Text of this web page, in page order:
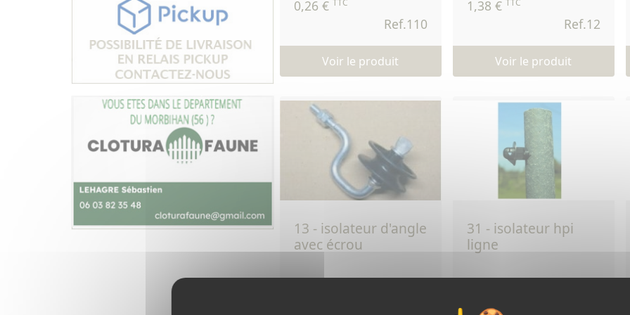
0,26 €
Ref.110
Voir le produit
1,38 €
Ref.12
Voir le produit
13 - isolateur d'angle
avec écrou
31 - isolateur hpi
ligne